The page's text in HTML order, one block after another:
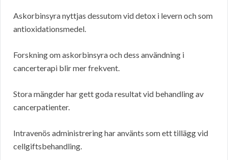
Askorbinsyra nyttjas dessutom vid detox i levern och som
antioxidationsmedel.
Forskning om askorbinsyra och dess användning i
cancerterapi blir mer frekvent.
Stora mängder har gett goda resultat vid behandling av
cancerpatienter.
Intravenös administrering har använts som ett tillägg vid
cellgiftsbehandling.